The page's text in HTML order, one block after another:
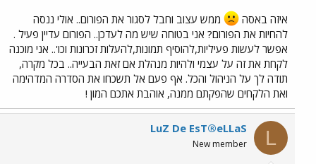
איזה באסה
ממש עצוב וחבל לסגור את הפורום.. אולי ננסה
להחיות את הפורום? אני בטוחה שיש מה לעדכן.. הפורום עדיין פעיל .
אפשר לעשות פעיליות,להוסיף תמונות,להעלות זכרונות וכו'.. אני מוכנה
לקחת את זה על עצמי ולהיות מנהלת אם זאת הבעייה.. בכל מקרה,
תודה לך על הניהול והכל. אף פעם אל תשכחו את הסדרה המדהימה
ואת הלקחים שהפקתם ממנה, אוהבת אתכם המון !
L
LuZ De EsT®eLLaS
New member